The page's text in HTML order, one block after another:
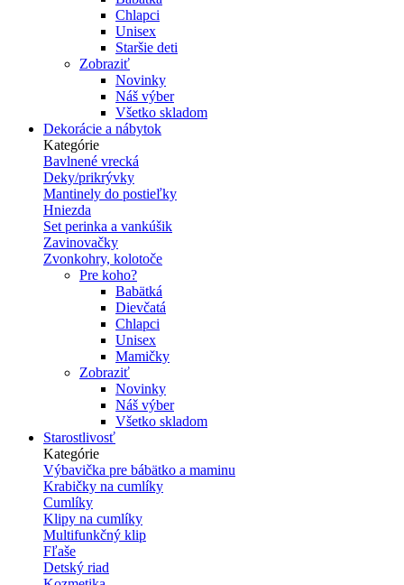
Chlapci
Unisex
Staršie deti
Zobraziť
Novinky
Náš výber
Všetko skladom
Dekorácie a nábytok
Kategórie
Bavlnené vrecká
Deky/prikrývky
Mantinely do postieľky
Hniezda
Set perinka a vankúšik
Zavinovačky
Zvonkohry, kolotoče
Pre koho?
Babätká
Dievčatá
Chlapci
Unisex
Mamičky
Zobraziť
Novinky
Náš výber
Všetko skladom
Starostlivosť
Kategórie
Výbavička pre bábätko a maminu
Krabičky na cumlíky
Cumlíky
Klipy na cumlíky
Multifunkčný klip
Fľaše
Detský riad